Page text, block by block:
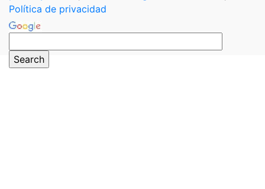
Política de privacidad